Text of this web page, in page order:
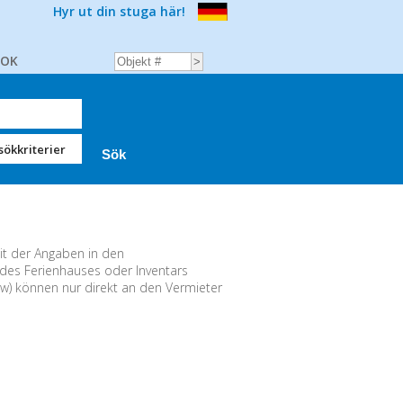
Hyr ut din stuga här!
der Angaben in den
Ferienhauses oder Inventars
können nur direkt an den Vermieter